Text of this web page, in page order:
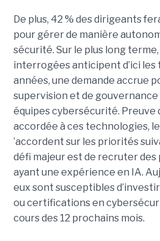
De plus, 42 % des dirigeants
pour gérer de manière
sécurité. Sur le plus long
interrogées anticipent d’ici
années, une demande accrue
supervision et de gouvernance
équipes cybersécurité. Preuve
accordée à ces technologies,
’accordent sur les priorités
défi majeur est de recruter
ayant une expérience en IA.
eux sont susceptibles
ou certifications en
cours des 12 prochains mois.